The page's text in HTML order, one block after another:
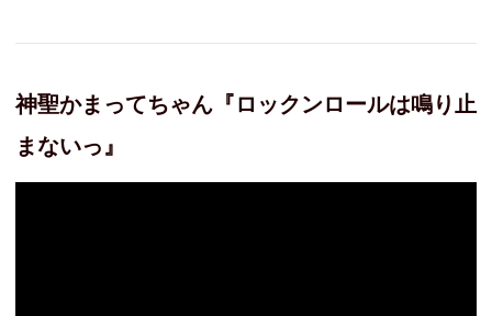
神聖かまってちゃん『ロックンロールは鳴り止
まないっ』